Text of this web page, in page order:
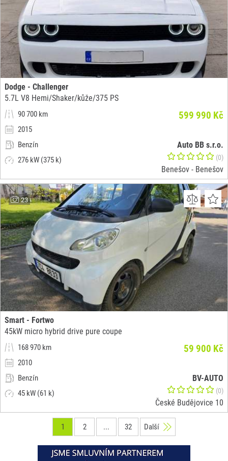
Dodge - Challenger
5.7L V8 Hemi/Shaker/kůže/375 PS
90 700 km
2015
Benzín
276 kW (375 k)
599 990 Kč
Auto BB s.r.o.
(0)
Benešov - Benešov
23
Smart - Fortwo
45kW micro hybrid drive pure coupe
168 970 km
2010
Benzín
45 kW (61 k)
59 900 Kč
BV-AUTO
(0)
České Budějovice 10
1 2 ... 32 Další